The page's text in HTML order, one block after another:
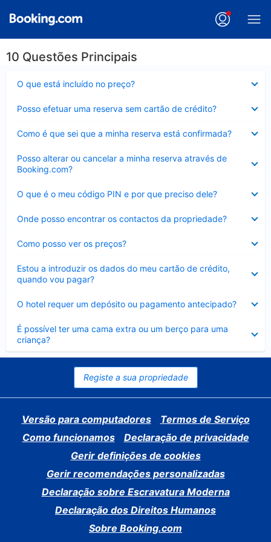
10 Questões Principais
O que está incluído no preço?
fechado
Posso efetuar uma reserva sem cartão de crédito?
fechado
Como é que sei que a minha reserva está confirmada?
fechado
Posso alterar ou cancelar a minha reserva através de
Booking.com?
fechado
O que é o meu código PIN e por que preciso dele?
fechado
Onde posso encontrar os contactos da propriedade?
fechado
Como posso ver os preços?
fechado
Estou a introduzir os dados do meu cartão de crédito,
quando vou pagar?
fechado
O hotel requer um depósito ou pagamento antecipado?
fechado
É possível ter uma cama extra ou um berço para uma
criança?
Elemento
fechado
Registe a sua propriedade
Versão para computadores
Termos de Serviço
Como funcionamos
Declaração de privacidade
Gerir definições de cookies
Gerir recomendações personalizadas
Declaração sobre Escravatura Moderna
Declaração dos Direitos Humanos
Sobre Booking.com